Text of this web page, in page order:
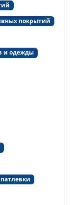
покрытий
и одежды